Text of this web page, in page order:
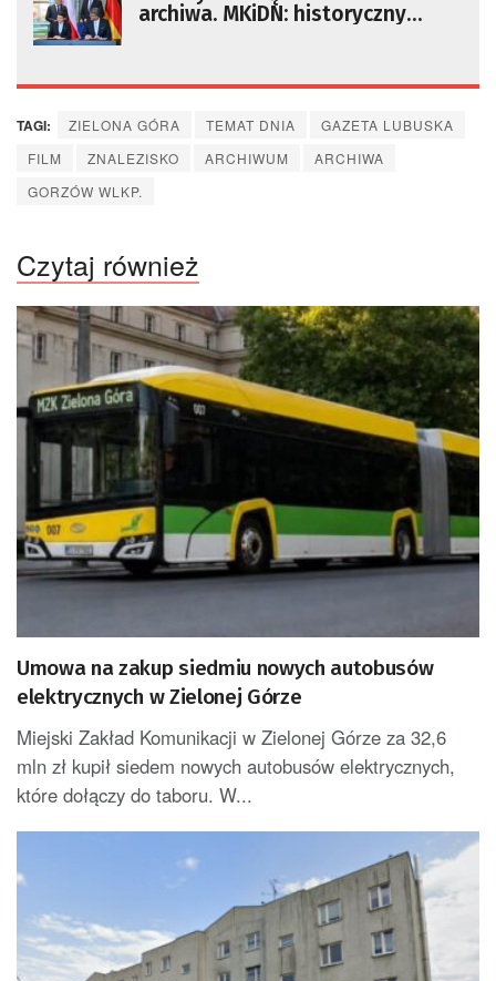
archiwa. MKiDN: historyczny
TAGI: ZIELONA GÓRA TEMAT DNIA
GAZETA LUBUSKA
FILM
ZNALEZISKO ARCHIWUM
ARCHIWA
GORZÓW WLKP.
Czytaj również
Umowa na zakup siedmiu nowych autobusów
elektrycznych w Zielonej Górze
Miejski Zakład Komunikacji w Zielonej Górze za 32,6
mln zł kupił siedem nowych autobusów elektrycznych,
które dołączy do taboru. W...